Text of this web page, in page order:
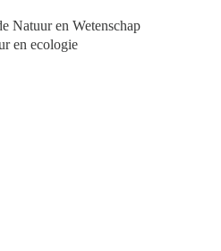
Natuur en Wetenschap
en ecologie